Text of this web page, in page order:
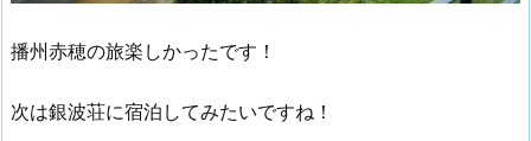
播州赤穂の旅楽しかったです！
次は銀波荘に宿泊してみたいですね！